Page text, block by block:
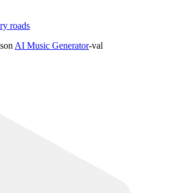
roads
AI Music Generator-val